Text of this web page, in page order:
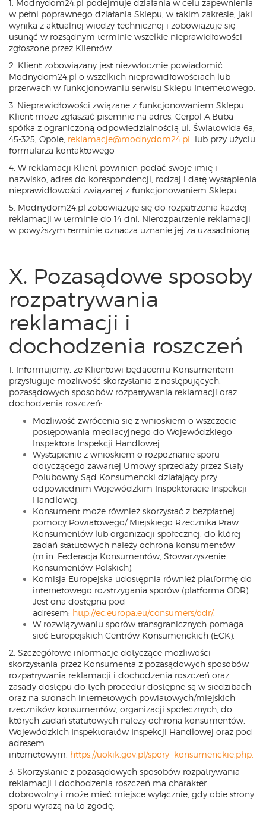
1. Modnydom24.pl podejmuje działania w celu zapewnienia
w pełni poprawnego działania Sklepu, w takim zakresie, jaki
wynika z aktualnej wiedzy technicznej i zobowiązuje się
usunąć w rozsądnym terminie wszelkie nieprawidłowości
zgłoszone przez Klientów.
2. Klient zobowiązany jest niezwłocznie powiadomić
Modnydom24.pl o wszelkich nieprawidłowościach lub
przerwach w funkcjonowaniu serwisu Sklepu Internetowego.
3. Nieprawidłowości związane z funkcjonowaniem Sklepu
Klient może zgłaszać pisemnie na adres: Cerpol A.Buba
spółka z ograniczoną odpowiedzialnością ul. Światowida 6a,
45-325, Opole, reklamacje@modnydom24.pl lub przy użyciu
formularza kontaktowego
4. W reklamacji Klient powinien podać swoje imię i
nazwisko, adres do korespondencji, rodzaj i datę wystąpienia
nieprawidłowości związanej z funkcjonowaniem Sklepu.
5. Modnydom24.pl zobowiązuje się do rozpatrzenia każdej
reklamacji w terminie do 14 dni. Nierozpatrzenie reklamacji
w powyższym terminie oznacza uznanie jej za uzasadnioną.
X. Pozasądowe sposoby
rozpatrywania
reklamacji i
dochodzenia roszczeń
1. Informujemy, że Klientowi będącemu Konsumentem
przysługuje możliwość skorzystania z następujących,
pozasądowych sposobów rozpatrywania reklamacji oraz
dochodzenia roszczeń:
Możliwość zwrócenia się z wnioskiem o wszczęcie
postępowania mediacyjnego do Wojewódzkiego
Inspektora Inspekcji Handlowej.
Wystąpienie z wnioskiem o rozpoznanie sporu
dotyczącego zawartej Umowy sprzedaży przez Stały
Polubowny Sąd Konsumencki działający przy
odpowiednim Wojewódzkim Inspektoracie Inspekcji
Handlowej.
Konsument może również skorzystać z bezpłatnej
pomocy Powiatowego/ Miejskiego Rzecznika Praw
Konsumentów lub organizacji społecznej, do której
zadań statutowych należy ochrona konsumentów
(m.in. Federacja Konsumentów, Stowarzyszenie
Konsumentów Polskich).
Komisja Europejska udostępnia również platformę do
internetowego rozstrzygania sporów (platforma ODR).
Jest ona dostępna pod
adresem: http://ec.europa.eu/consumers/odr/.
W rozwiązywaniu sporów transgranicznych pomaga
sieć Europejskich Centrów Konsumenckich (ECK).
2. Szczegółowe informacje dotyczące możliwości
skorzystania przez Konsumenta z pozasądowych sposobów
rozpatrywania reklamacji i dochodzenia roszczeń oraz
zasady dostępu do tych procedur dostępne są w siedzibach
oraz na stronach internetowych powiatowych/miejskich
rzeczników konsumentów, organizacji społecznych, do
których zadań statutowych należy ochrona konsumentów,
Wojewódzkich Inspektoratów Inspekcji Handlowej oraz pod
adresem
internetowym: https://uokik.gov.pl/spory_konsumenckie.php.
3. Skorzystanie z pozasądowych sposobów rozpatrywania
reklamacji i dochodzenia roszczeń ma charakter
dobrowolny i może mieć miejsce wyłącznie, gdy obie strony
sporu wyrażą na to zgodę.